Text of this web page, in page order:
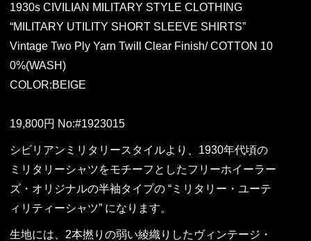
1930s CIVILIAN MILITARY STYLE CLOTHING
“MILITARY UTILITY SHORT SLEEVE SHIRTS”
Vintage Two Ply Yarn Twill Clear Finish/ COTTON 10
0%(WASH)
COLOR:BEIGE
19,800円 No:#1923015
シビリアンミリタリースタイルより、1930年代頃の
ミリタリーシャツをモチーフとしたフリーホイーラー
ズ・オリジナルの半袖タイプの “ミリタリー・ユーテ
ィリティーシャツ” になります。
生地には、2本撚りの弱い綾織りしたヴィンテージ・